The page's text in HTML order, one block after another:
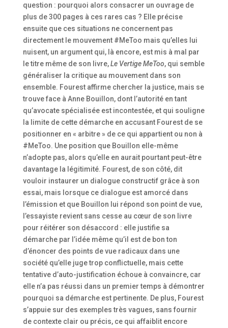
question : pourquoi alors consacrer un ouvrage de
plus de 300 pages à ces rares cas ? Elle précise
ensuite que ces situations ne concernent pas
directement le mouvement #MeToo mais qu’elles lui
nuisent, un argument qui, là encore, est mis à mal par
le titre même de son livre,Le Vertige MeToo, qui semble
généraliser la critique au mouvement dans son
ensemble. Fourest affirme chercher la justice, mais se
trouve face à Anne Bouillon, dont l’autorité en tant
qu’avocate spécialisée est incontestée, et qui souligne
la limite de cette démarche en accusant Fourest de se
positionner en « arbitre » de ce qui appartient ou non à
#MeToo. Une position que Bouillon elle-même
n’adopte pas, alors qu’elle en aurait pourtant peut-être
davantage la légitimité. Fourest, de son côté, dit
vouloir instaurer un dialogue constructif grâce à son
essai, mais lorsque ce dialogue est amorcé dans
l’émission et que Bouillon lui répond son point de vue,
l’essayiste revient sans cesse au cœur de son livre
pour réitérer son désaccord : elle justifie sa
démarche par l’idée même qu’il est de bon ton
d’énoncer des points de vue radicaux dans une
société qu’elle juge trop conflictuelle, mais cette
tentative d’auto-justification échoue à convaincre, car
elle n’a pas réussi dans un premier temps à démontrer
pourquoi sa démarche est pertinente. De plus, Fourest
s’appuie sur des exemples très vagues, sans fournir
de contexte clair ou précis, ce qui affaiblit encore